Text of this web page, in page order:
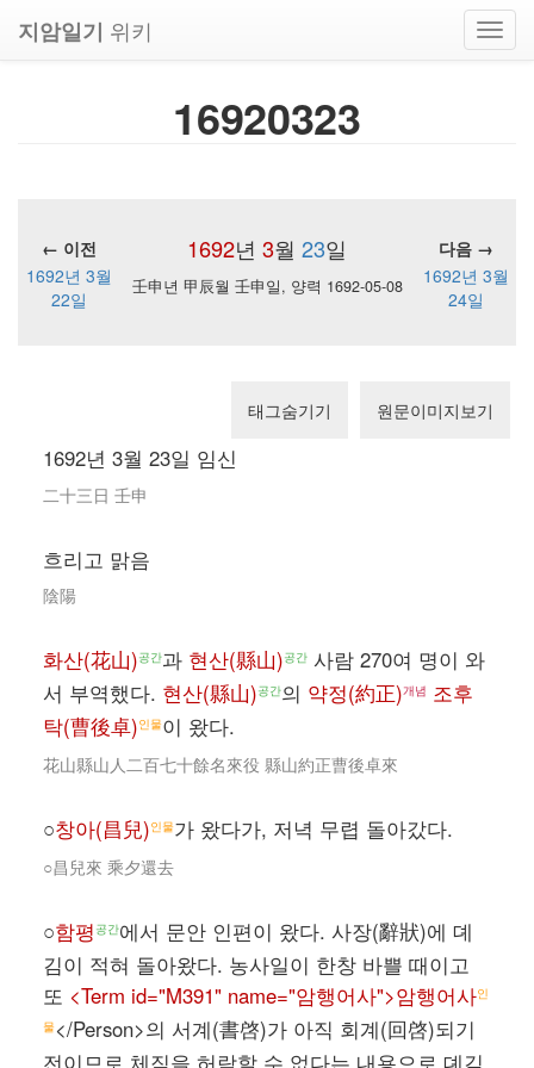
지암일기 위키
16920323
1692년 3월 23일
← 이전
다음 →
1692년 3월
22일
壬申년 甲辰월 壬申일, 양력 1692-05-08
1692년 3월
24일
태그숨기기 원문이미지보기
1692년 3월 23일 임신
二十三日 壬申
흐리고 맑음
陰陽
화산(花山)공간과 현산(縣山)공간 사람 270여 명이 와
서 부역했다. 현산(縣山)공간의 약정(約正)개념 조후
탁(曹後卓)인물이 왔다.
花山縣山人二百七十餘名來役 縣山約正曹後卓來
○창아(昌兒)인물가 왔다가, 저녁 무렵 돌아갔다.
○昌兒來 乘夕還去
○함평 공간에서 문안 인편이 왔다. 사장(辭狀)에 뎨
김이 적혀 돌아왔다. 농사일이 한창 바쁠 때이고
또 <Term id="M391" name="암행어사">암행어사인
물</Person>의 서계(書啓)가 아직 회계(回啓)되기